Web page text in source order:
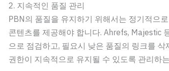
2. 지속적인 품질 관리
PBN의 품질을 유지하기 위해서는 정기적으
콘텐츠를 제공해야 합니다. Ahrefs, Majestic
으로 점검하고, 필요시 낮은 품질의 링크를
권한이 지속적으로 유지될 수 있도록 관리하